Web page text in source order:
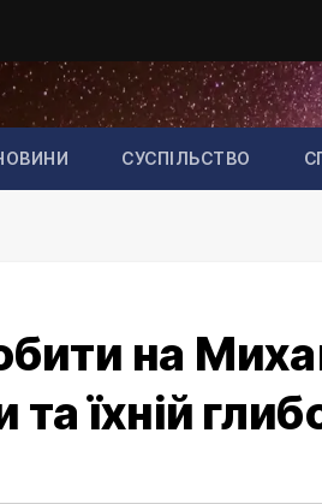
СУСПІЛЬСТВО
на
та їхній